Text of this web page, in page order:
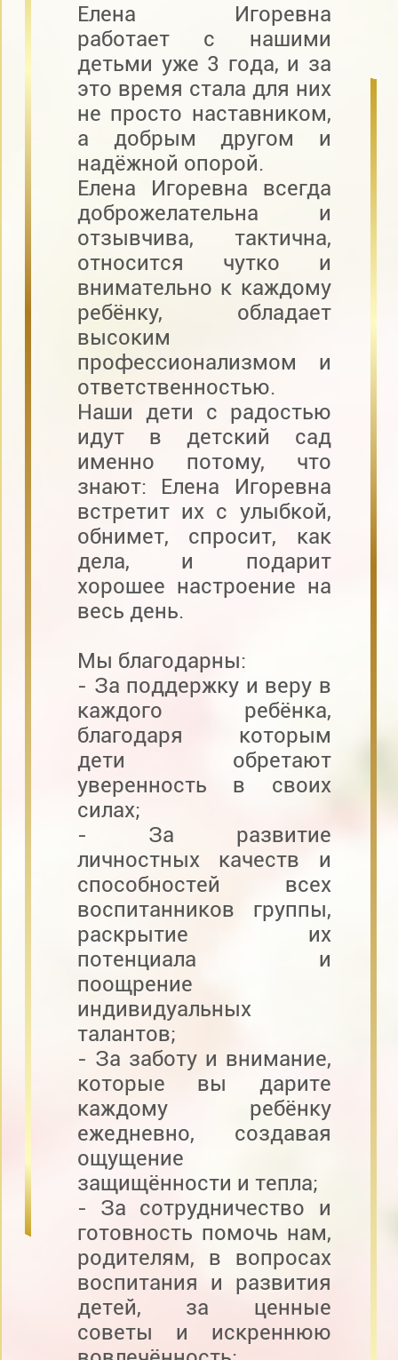
Елена Игоревна
работает с нашими
детьми уже 3 года, и за
это время стала для них
не просто наставником,
а добрым другом и
надёжной опорой.
Елена Игоревна всегда
доброжелательна и
отзывчива, тактична,
относится чутко и
внимательно к каждому
ребёнку, обладает
высоким
профессионализмом и
ответственностью.
Наши дети с радостью
идут в детский сад
именно потому, что
знают: Елена Игоревна
встретит их с улыбкой,
обнимет, спросит, как
дела, и подарит
хорошее настроение на
весь день.
Мы благодарны:
- За поддержку и веру в
каждого ребёнка,
благодаря которым
дети обретают
уверенность в своих
силах;
- За развитие
личностных качеств и
способностей всех
воспитанников группы,
раскрытие их
потенциала и
поощрение
индивидуальных
талантов;
- За заботу и внимание,
которые вы дарите
каждому ребёнку
ежедневно, создавая
ощущение
защищённости и тепла;
- За сотрудничество и
готовность помочь нам,
родителям, в вопросах
воспитания и развития
детей, за ценные
советы и искреннюю